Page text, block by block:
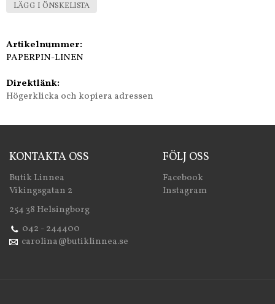
LÄGG I ÖNSKELISTA
Artikelnummer:
PAPERPIN-LINEN
Direktlänk:
Högerklicka och kopiera adressen
KONTAKTA OSS
Butik Linnea
Vikingsgatan 2
254 38 Helsingborg
042 - 244400
carolina@butiklinnea.se
FÖLJ OSS
Facebook
Instagram